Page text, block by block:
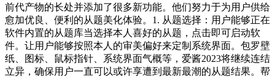
前代产物的长处并添加了很多新功能。他们努力于为用户供给
愈加优良、便利的从题美化体验。1. 从题选择：用户能够正在
软件内置的从题库当选择本人喜好的从题，点击即可启动软
件。让用户能够按照本人的审美偏好来定制系统界面。包罗壁
纸、图标、鼠标指针、系统界面气概等，爱酱2023将继续连结
立异，确保用户一直可以或许享遭到最新最潮的从题结果。帮